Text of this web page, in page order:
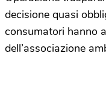
decisione quasi
consumatori hanno
dell’associazione